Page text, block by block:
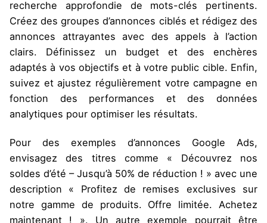
recherche approfondie de mots-clés pertinents.
Créez des groupes d’annonces ciblés et rédigez des
annonces attrayantes avec des appels à l’action
clairs. Définissez un budget et des enchères
adaptés à vos objectifs et à votre public cible. Enfin,
suivez et ajustez régulièrement votre campagne en
fonction des performances et des données
analytiques pour optimiser les résultats.
Pour des exemples d’annonces Google Ads,
envisagez des titres comme « Découvrez nos
soldes d’été – Jusqu’à 50% de réduction ! » avec une
description « Profitez de remises exclusives sur
notre gamme de produits. Offre limitée. Achetez
maintenant ! ». Un autre exemple pourrait être